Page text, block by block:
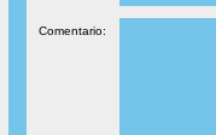
Comentario: